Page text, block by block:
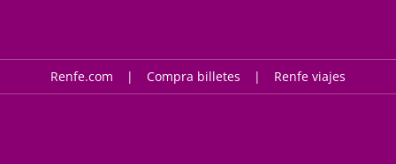
Renfe.com Compra billetes Renfe viajes